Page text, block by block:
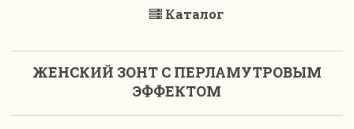
Каталог
ЖЕНСКИЙ ЗОНТ С ПЕРЛАМУТРОВЫМ
ЭФФЕКТОМ